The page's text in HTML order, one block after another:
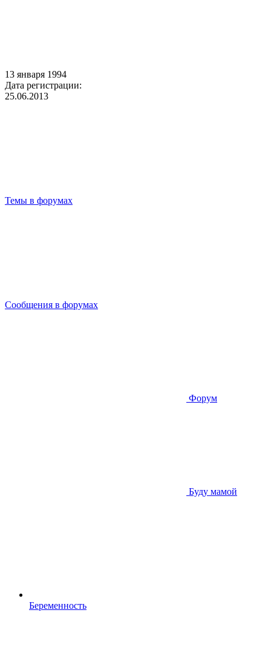
13 января 1994
Дата регистрации:
25.06.2013
Темы в форумах
Сообщения в форумах
Форум
Буду мамой
Беременность